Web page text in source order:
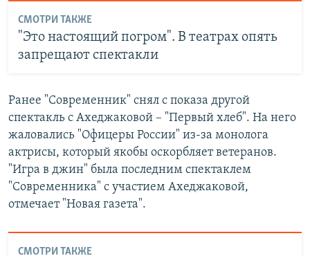
СМОТРИ ТАКЖЕ
"Это настоящий погром". В театрах опять
запрещают спектакли
Ранее "Современник" снял с показа другой
спектакль с Ахеджаковой – "Первый хлеб". На него
жаловались "Офицеры России" из-за монолога
актрисы, который якобы оскорбляет ветеранов.
"Игра в джин" была последним спектаклем
"Современника" с участием Ахеджаковой,
отмечает "Новая газета".
СМОТРИ ТАКЖЕ